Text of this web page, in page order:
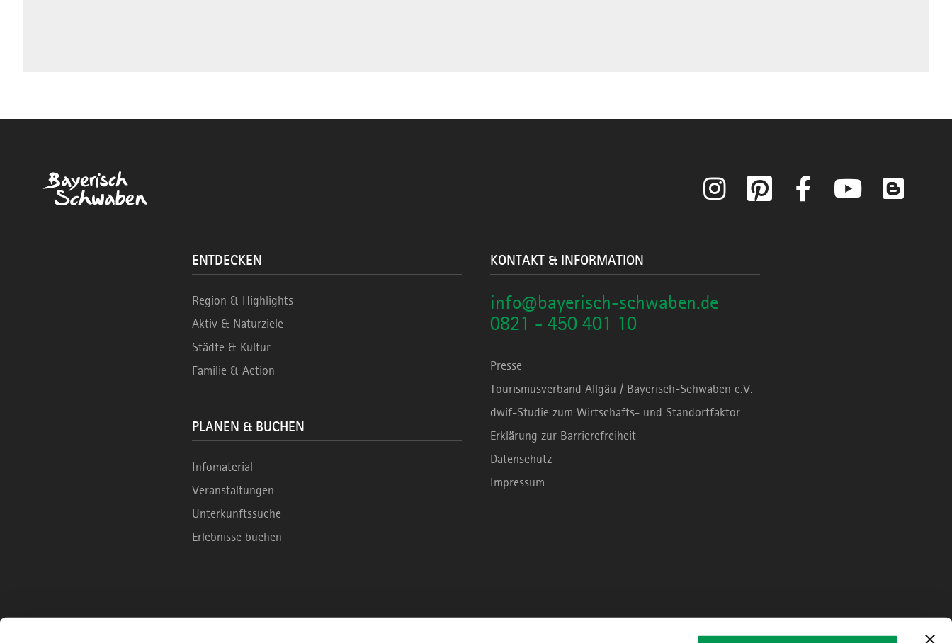
Instagram Pinterest Facebook YouTube
ENTDECKEN
Region & Highlights
Aktiv & Naturziele
Städte & Kultur
Familie & Action
PLANEN & BUCHEN
Infomaterial
Veranstaltungen
Unterkunftssuche
Erlebnisse buchen
KONTAKT & INFORMATION
info@bayerisch-schwaben.de
0821 - 450 401 10
Presse
Tourismusverband Allgäu / Bayerisch-Schwaben e.V.
dwif-Studie zum Wirtschafts- und Standortfaktor
Erklärung zur Barrierefreiheit
Datenschutz
Impressum